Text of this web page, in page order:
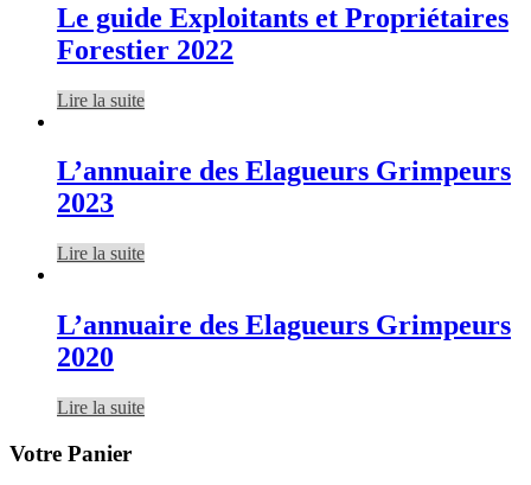
Le guide Exploitants et Propriétaires
Forestier 2022
Lire la suite
L’annuaire des Elagueurs Grimpeurs
2023
Lire la suite
L’annuaire des Elagueurs Grimpeurs
2020
Lire la suite
Votre Panier